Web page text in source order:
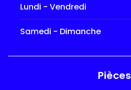
Lundi - Vendredi
Samedi - Dimanche
Pièces